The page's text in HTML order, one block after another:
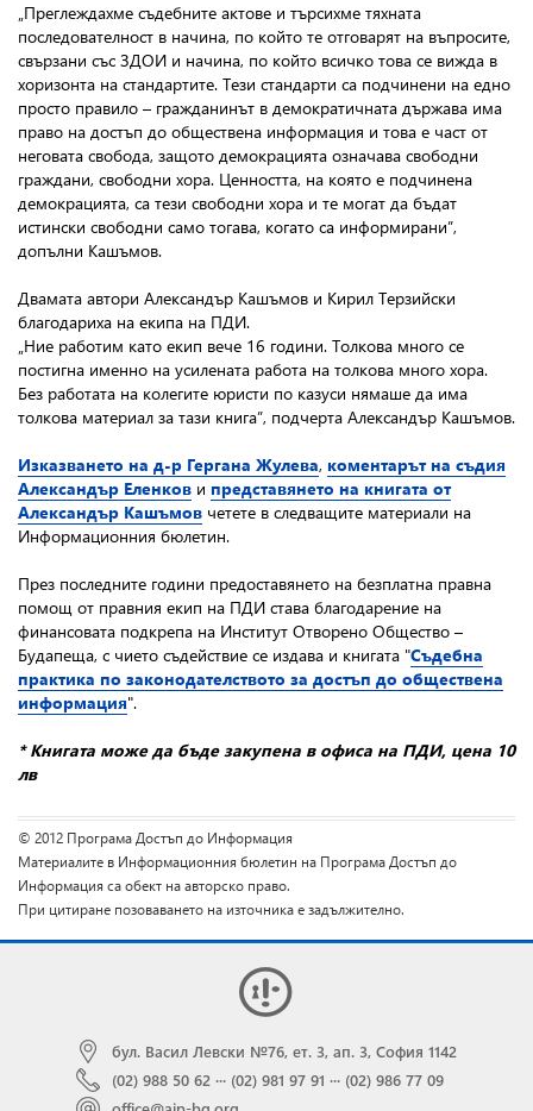
„Преглеждахме съдебните актове и търсихме тяхната
последователност в начина, по който те отговарят на въпросите,
свързани със ЗДОИ и начина, по който всичко това се вижда в
хоризонта на стандартите. Тези стандарти са подчинени на едно
просто правило – гражданинът в демократичната държава има
право на достъп до обществена информация и това е част от
неговата свобода, защото демокрацията означава свободни
граждани, свободни хора. Ценността, на която е подчинена
демокрацията, са тези свободни хора и те могат да бъдат
истински свободни само тогава, когато са информирани”,
допълни Кашъмов.
Двамата автори Александър Кашъмов и Кирил Терзийски
благодариха на екипа на ПДИ.
„Ние работим като екип вече 16 години. Толкова много се
постигна именно на усилената работа на толкова много хора.
Без работата на колегите юристи по казуси нямаше да има
толкова материал за тази книга”, подчерта Александър Кашъмов.
Изказването на д-р Гергана Жулева, коментарът на съдия
Александър Еленков и представянето на книгата от
Александър Кашъмов четете в следващите материали на
Информационния бюлетин.
През последните години предоставянето на безплатна правна
помощ от правния екип на ПДИ става благодарение на
финансовата подкрепа на Институт Отворено Общество –
Будапеща, с чието съдействие се издава и книгата "Съдебна
практика по законодателството за достъп до обществена
информация".
* Книгата може да бъде закупена в офиса на ПДИ, цена 10
лв
© 2012 Програма Достъп до Информация
Материалите в Информационния бюлетин на Програма Достъп до
Информация са обект на авторско право.
При цитиране позоваването на източника е задължително.
бул. Васил Левски №76, ет. 3, ап. 3, София 1142
(02) 988 50 62 ··· (02) 981 97 91 ··· (02) 986 77 09